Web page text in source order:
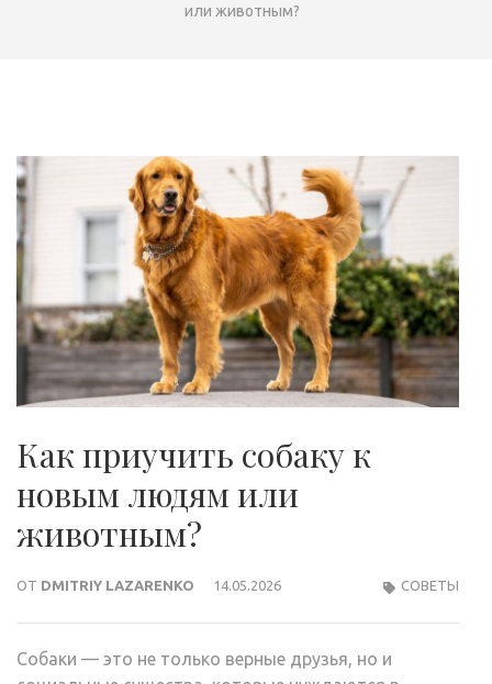
или животным?
Как приучить собаку к
новым людям или
животным?
ОТ DMITRIY LAZARENKO 14.05.2026 СОВЕТЫ
Собаки — это не только верные друзья, но и